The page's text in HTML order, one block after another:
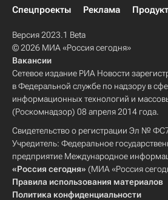
Спецпроекты
Реклама
Версия 2023.1 Beta
© 2026 МИА «Россия сегодня»
Вакансии
Сетевое издание РИА Новости
в Федеральной службе по надзору в
информационных технологий и
(Роскомнадзор) 08 апреля 2014 года.
Свидетельство о регистрации Эл №
Учредитель: Федеральное
предприятие Международное
«Россия сегодня» (МИА «Россия
Правила использования материалов
Политика конфиденциальности